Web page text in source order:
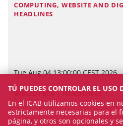
COMPUTING, WEBSITE AND
HEADLINES
Tue Aug 04 13:00:00 CEST 2026
BIBLIOTECA | HEADLINES
TÚ PUEDES CONTROLAR EL USO
En el ICAB utilizamos cookies en
estrictamente necesarias para el
página, y otros son opcionales y